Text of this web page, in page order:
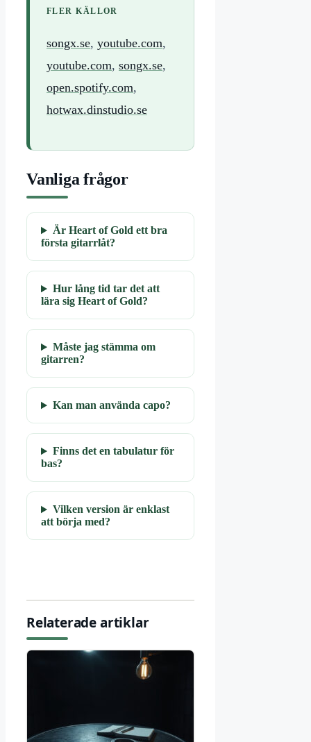
FLER KÄLLOR
songx.se, youtube.com,
youtube.com, songx.se,
open.spotify.com,
hotwax.dinstudio.se
Vanliga frågor
Är Heart of Gold ett bra
första gitarrlåt?
Hur lång tid tar det att
lära sig Heart of Gold?
Måste jag stämma om
gitarren?
Kan man använda capo?
Finns det en tabulatur för
bas?
Vilken version är enklast
att börja med?
Relaterade artiklar